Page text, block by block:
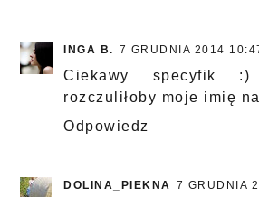
INGA B. 7 GRUDNIA 2014
Ciekawy specyfik
rozczuliłoby moje imię
Odpowiedz
DOLINA_PIEKNA 7 GRUDNIA